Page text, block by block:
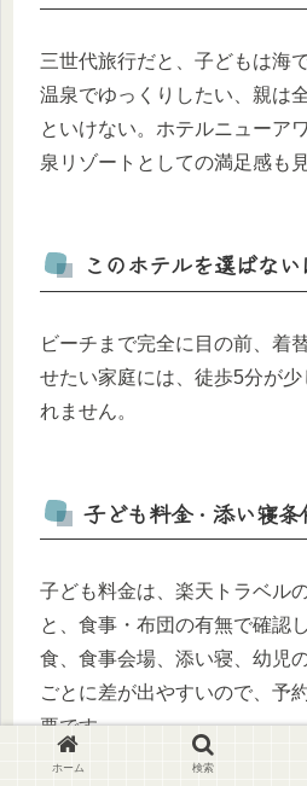
三世代旅行だと、子どもは海
温泉でゆっくりしたい、親は
といけない。ホテルニューア
泉リゾートとしての満足感も
このホテルを選ばな
ビーチまで完全に目の前、着
せたい家庭には、徒歩5分が
れません。
子ども料金・添い寝条
子ども料金は、楽天トラベル
と、食事・布団の有無で確認
食、食事会場、添い寝、幼児
ごとに差が出やすいので、予
要です。
ホーム 検索